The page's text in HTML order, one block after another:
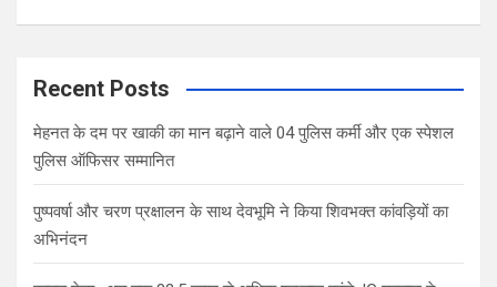
Recent Posts
मेहनत के दम पर खाकी का मान बढ़ाने वाले 04 पुलिस कर्मी और एक स्पेशल
पुलिस ऑफिसर सम्मानित
पुष्पवर्षा और चरण प्रक्षालन के साथ देवभूमि ने किया शिवभक्त कांवड़ियों का
अभिनंदन